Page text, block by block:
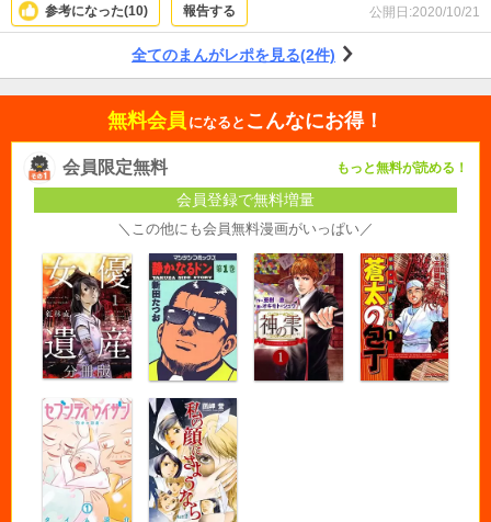
参考になった(10) 報告する 公開日:2020/10/21
全てのまんがレポを見る(2件)
無料会員 になると こんなにお得！
会員限定無料 もっと無料が読める！
会員登録で無料増量
＼この他にも会員無料漫画がいっぱい／